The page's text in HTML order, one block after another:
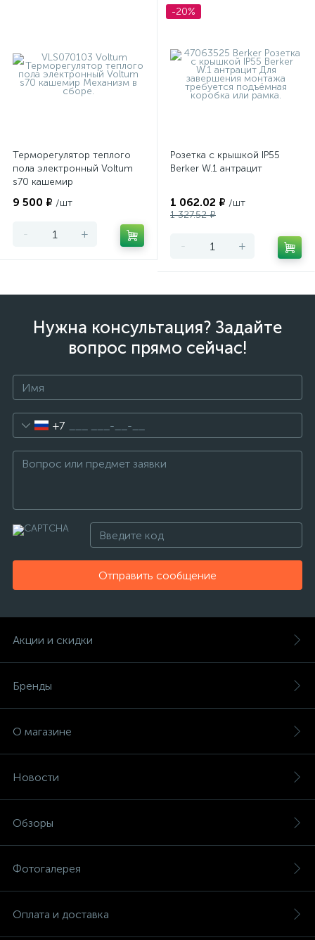
Терморегулятор теплого
пола электронный Voltum
s70 кашемир
9 500 ₽ /шт
- +
-20%
Розетка с крышкой IP55
Berker W.1 антрацит
1 062.02 ₽ /шт
1 327.52 ₽
- +
Нужна консультация? Задайте
вопрос прямо сейчас!
+7
Отправить сообщение
Акции и скидки
Бренды
О магазине
Новости
Обзоры
Фотогалерея
Оплата и доставка